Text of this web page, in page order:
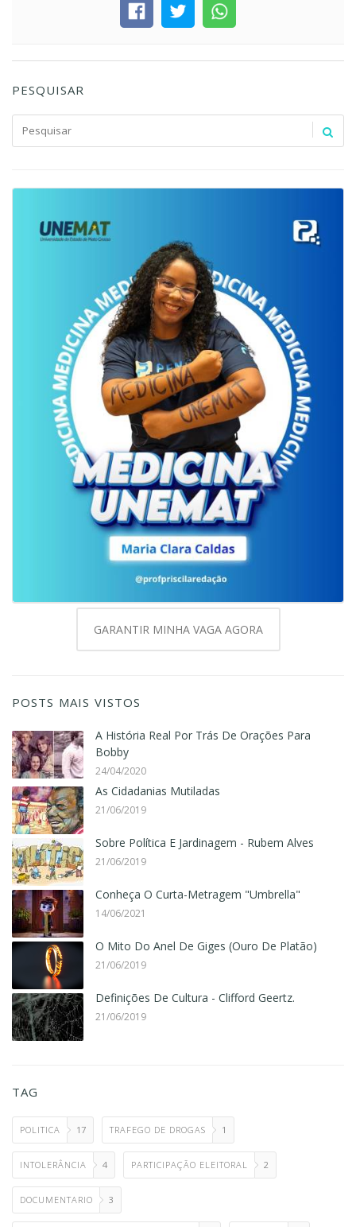
PESQUISAR
GARANTIR MINHA VAGA AGORA
POSTS MAIS VISTOS
A História Real Por Trás De Orações Para
Bobby
24/04/2020
As Cidadanias Mutiladas
21/06/2019
Sobre Política E Jardinagem - Rubem Alves
21/06/2019
Conheça O Curta-Metragem "Umbrella"
14/06/2021
O Mito Do Anel De Giges (Ouro De Platão)
21/06/2019
Definições De Cultura - Clifford Geertz.
21/06/2019
TAG
POLITICA 17 TRAFEGO DE DROGAS 1
INTOLERÂNCIA 4 PARTICIPAÇÃO ELEITORAL 2
DOCUMENTARIO 3